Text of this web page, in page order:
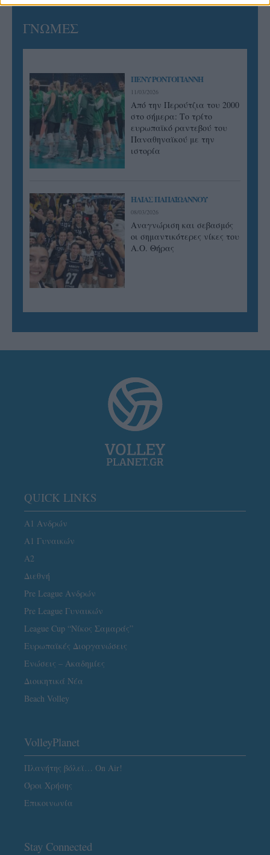
ΓΝΩΜΕΣ
ΠΕΝΥ ΡΟΝΤΟΓΙΑΝΝΗ
11/03/2026
Από την Περούτζια του 2000
στο σήμερα: Tο τρίτο
ευρωπαϊκό ραντεβού του
Παναθηναϊκού με την
ιστορία
ΗΛΙΑΣ ΠΑΠΑΪΩΑΝΝΟΥ
08/03/2026
Αναγνώριση και σεβασμός
οι σημαντικότερες νίκες του
Α.Ο. Θήρας
QUICK LINKS
Α1 Ανδρών
Α1 Γυναικών
A2
Διεθνή
Pre League Ανδρών
Pre League Γυναικών
League Cup “Νίκος Σαμαράς”
Ευρωπαϊκές Διοργανώσεις
Ενώσεις – Ακαδημίες
Διοικητικά Νέα
Beach Volley
VolleyPlanet
Πλανήτης βόλεϊ… On Air!
Όροι Χρήσης
Επικοινωνία
Stay Connected